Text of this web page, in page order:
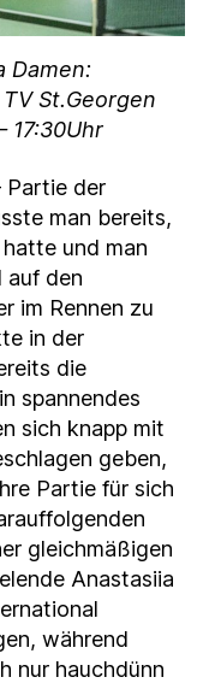
Damen:
St.Georgen
17:30Uhr
Partie der
man bereits,
und man
auf den
im Rennen zu
in der
die
spannendes
sich knapp mit
geben,
Partie für sich
gleichmäßigen
Anastasiia
während
nur hauchdünn